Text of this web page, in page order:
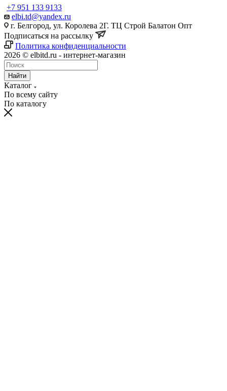
+7 951 133 9133
elbi.td@yandex.ru
г. Белгород, ул. Королева 2Г. ТЦ Строй Балатон Опт
Подписаться на рассылку
Политика конфиденциальности
2026 © elbitd.ru - интернет-магазин
Найти
Каталог
По всему сайту
По каталогу